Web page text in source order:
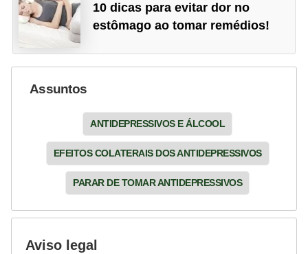
10 dicas para evitar dor no
estômago ao tomar remédios!
Assuntos
ANTIDEPRESSIVOS E ÁLCOOL
EFEITOS COLATERAIS DOS ANTIDEPRESSIVOS
PARAR DE TOMAR ANTIDEPRESSIVOS
Aviso legal